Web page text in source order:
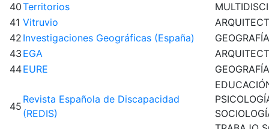
40Territorios
41 Vitruvio
42 Investigaciones Geográficas (España)
GEOGRAFÍA
43 EGA
44EURE GEOGRAFÍA
45
Revista Española de Discapacidad
(REDIS)